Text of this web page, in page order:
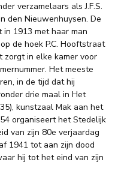
verzamelaars als J.F.S.
den Nieuwenhuysen. De
1913 met haar man
de hoek P.C. Hooftstraat
zorgt in elke kamer voor
Het meeste
in de tijd dat hij
drie maal in Het
kunstzaal Mak aan het
organiseert het Stedelijk
van zijn 80e verjaardag
1941 tot aan zijn dood
hij tot het eind van zijn